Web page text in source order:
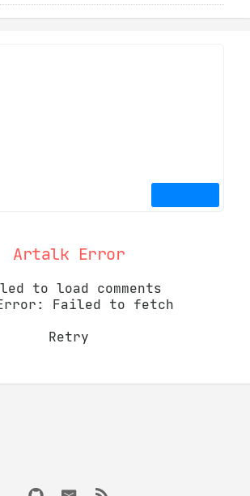
Artalk Error
to load comments
Failed to fetch
Retry